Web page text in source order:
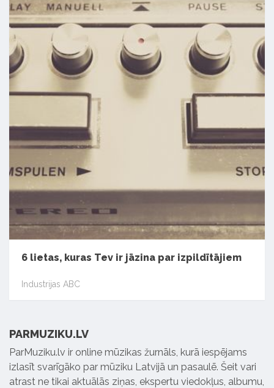
6 lietas, kuras Tev ir jāzina par izpildītājiem
Industrijas ABC
PARMUZIKU.LV
ParMuziku.lv ir online mūzikas žurnāls, kurā iespējams
izlasīt svarīgāko par mūziku Latvijā un pasaulē. Šeit vari
atrast ne tikai aktuālās ziņas, ekspertu viedokļus, albumu,